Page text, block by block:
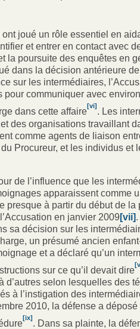
joué un rôle essentiel en
et entrer en contact avec
la poursuite des enquêtes en
dans la décision antérieure
sur les intermédiaires,
pour communiquer avec
dans cette affaire[vi]. Les
des organisations travaillant
comme agents de liaison
Procureur, et les individus et
de l’influence que les
apparaissent comme
presque à partir du début de la
en janvier 2009[vii]
sa décision sur les
un présumé ancien
et a déclaré qu’un
sur ce qu’il devait dire
d’autres selon lesquelles des
à l’instigation des
2010, la défense a
[ix]. Dans sa plainte, la